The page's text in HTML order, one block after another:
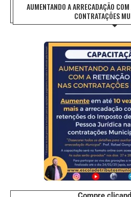
AUMENTANDO A ARRECADAÇÃO
CONTRATAÇÕES